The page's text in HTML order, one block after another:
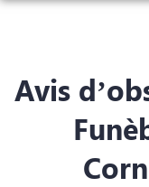
PRÉVOIR SES
MONUMENTS
MONTAUBAN – RUE
MONTAUBAN –
NOTRE CHAMBRE
ESPACES HOMMAGES
Avis